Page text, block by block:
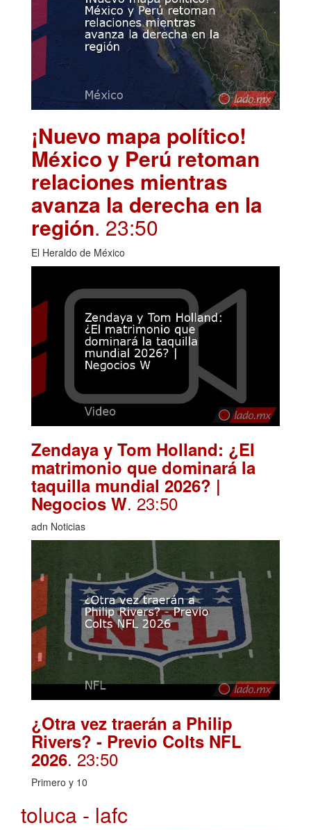
¡Nuevo mapa político!
México y Perú retoman
relaciones mientras
avanza la derecha en la
región. 23:50
El Heraldo de México
Zendaya y Tom Holland: ¿El
matrimonio que dominará la
taquilla mundial 2026? |
Negocios W. 23:50
adn Noticias
¿Otra vez traerán a Philip
Rivers? - Previo Colts NFL
2026. 23:50
Primero y 10
toluca - lafc